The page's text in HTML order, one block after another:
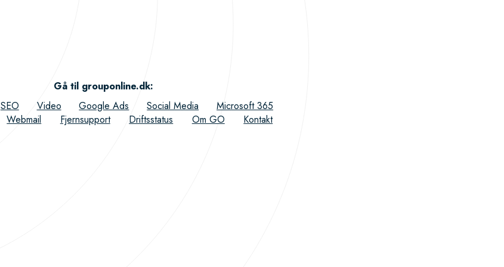
Gå til grouponline.dk:
SEO Video Google Ads Social Media
Microsoft 365
Webmail Fjernsupport Driftsstatus Om GO Kontakt